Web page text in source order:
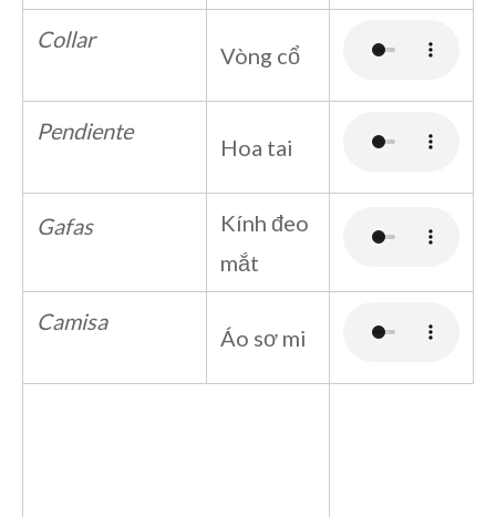
Collar
Vòng cổ
Pendiente
Hoa tai
Gafas
Kính đeo
mắt
Camisa
Áo sơ mi